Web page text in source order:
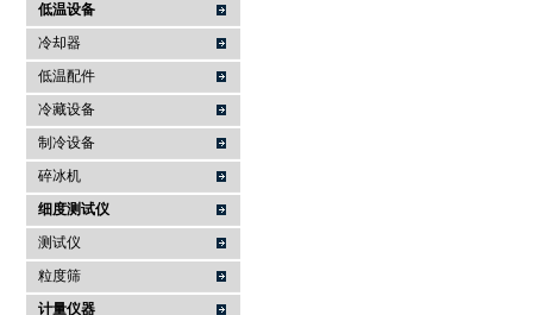
低温设备
冷却器
低温配件
冷藏设备
制冷设备
碎冰机
细度测试仪
测试仪
粒度筛
计量仪器